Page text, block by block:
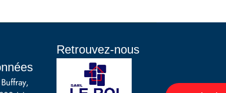
Retrouvez-nous